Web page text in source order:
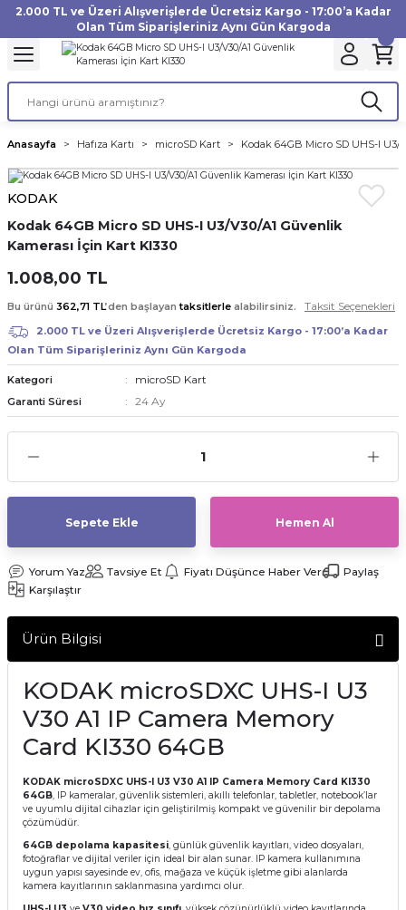
2.000 TL ve Üzeri Alışverişlerde Ücretsiz Kargo - 17:00’a Kadar
Olan Tüm Siparişleriniz Aynı Gün Kargoda
Geri Dön
Geri Dön
Geri Dön
Geri Dön
Geri Dön
Geri Dön
Geri Dön
Geri Dön
Geri Dön
Geri Dön
Geri Dön
Aksesuarları
Geri Dön
Anasayfa Hafıza Kartı microSD Kart Kodak 64GB Micro SD UHS-I U3/
KODAK
Kodak 64GB Micro SD UHS-I U3/V30/A1 Güvenlik
Kamerası İçin Kart KI330
1.008,00 TL
Bu ürünü 362,71 TL’den başlayantaksitlerle alabilirsiniz. Taksit Seçenekleri
2.000 TL ve Üzeri Alışverişlerde Ücretsiz Kargo - 17:00’a Kadar
Olan Tüm Siparişleriniz Aynı Gün Kargoda
Kategori microSD Kart
Garanti Süresi 24 Ay
Sepete Ekle Hemen Al
Yorum Yaz Tavsiye Et Fiyatı Düşünce Haber Ver
Paylaş
Karşılaştır
Ürün Bilgisi
KODAK microSDXC UHS-I U3
V30 A1 IP Camera Memory
Card KI330 64GB
KODAK microSDXC UHS-I U3 V30 A1 IP Camera Memory Card KI330
64GB, IP kameralar, güvenlik sistemleri, akıllı telefonlar, tabletler, notebook’lar
ve uyumlu dijital cihazlar için geliştirilmiş kompakt ve güvenilir bir depolama
çözümüdür.
64GB depolama kapasitesi, günlük güvenlik kayıtları, video dosyaları,
fotoğraflar ve dijital veriler için ideal bir alan sunar. IP kamera kullanımına
uygun yapısı sayesinde ev, ofis, mağaza ve küçük işletme gibi alanlarda
kamera kayıtlarının saklanmasına yardımcı olur.